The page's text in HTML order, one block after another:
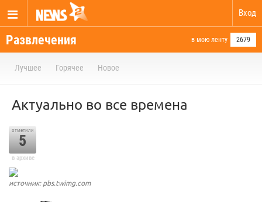
Вход
Развлечения в мою ленту 2679
Лучшее Горячее Новое
Актуально во все времена
отметили
5
в архиве
источник: pbs.twimg.com